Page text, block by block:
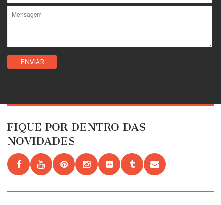
FIQUE POR DENTRO DAS
NOVIDADES